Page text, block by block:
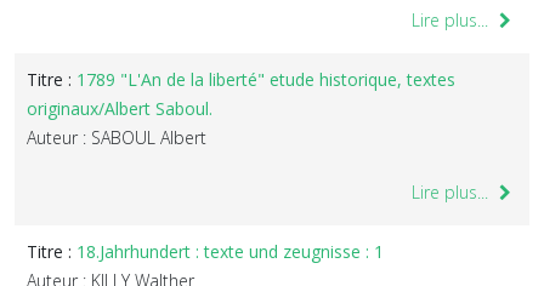
Lire plus...
Titre : 1789 "L'An de la liberté" etude historique, textes
originaux/Albert Saboul.
Auteur : SABOUL Albert
Lire plus...
Titre : 18.Jahrhundert : texte und zeugnisse : 1
Auteur : KILLY Walther